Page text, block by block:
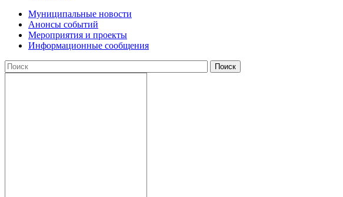
Муниципальные новости
Анонсы событий
Мероприятия и проекты
Информационные сообщения